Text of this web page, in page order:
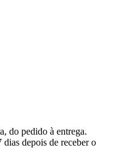
do pedido à entrega.
dias depois de receber o